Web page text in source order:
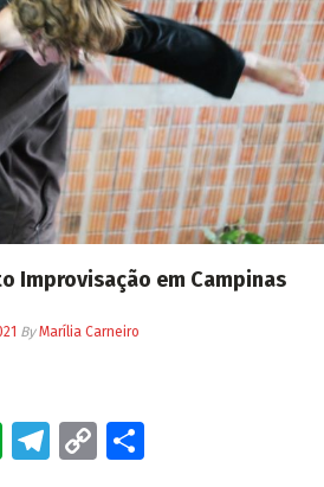
Improvisação em Campinas
ByMarília Carneiro
Evernote
Telegram
Copy